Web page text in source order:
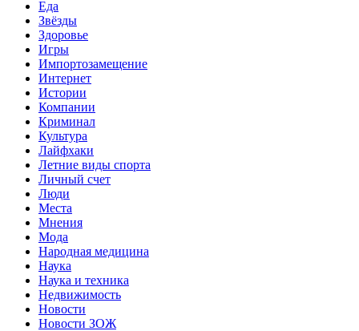
Еда
Звёзды
Здоровье
Игры
Импортозамещение
Интернет
Истории
Компании
Криминал
Культура
Лайфхаки
Летние виды спорта
Личный счет
Люди
Места
Мнения
Мода
Народная медицина
Наука
Наука и техника
Недвижимость
Новости
Новости ЗОЖ